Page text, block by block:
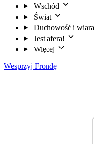
Wschód
Świat
Duchowość i wiara
Jest afera!
Więcej
Wesprzyj Frondę